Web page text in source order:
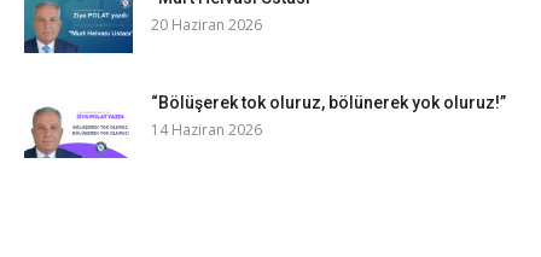
20 Haziran 2026
“Bölüşerek tok oluruz, bölünerek yok oluruz!”
14 Haziran 2026